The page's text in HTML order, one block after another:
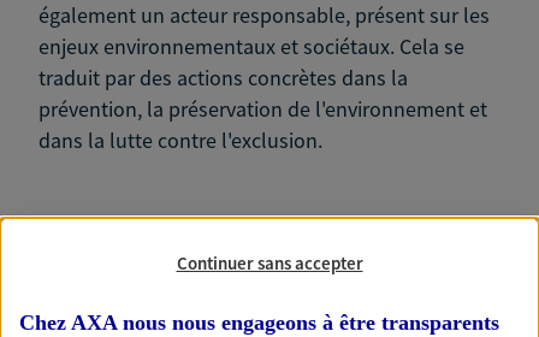
également un acteur responsable, présent sur les
enjeux environnementaux et sociétaux. Cela se
traduit par des actions concrètes dans la
prévention, la préservation de l'environnement et
dans la lutte contre l'exclusion.
Continuer sans accepter
Chez AXA nous nous engageons à être transparents